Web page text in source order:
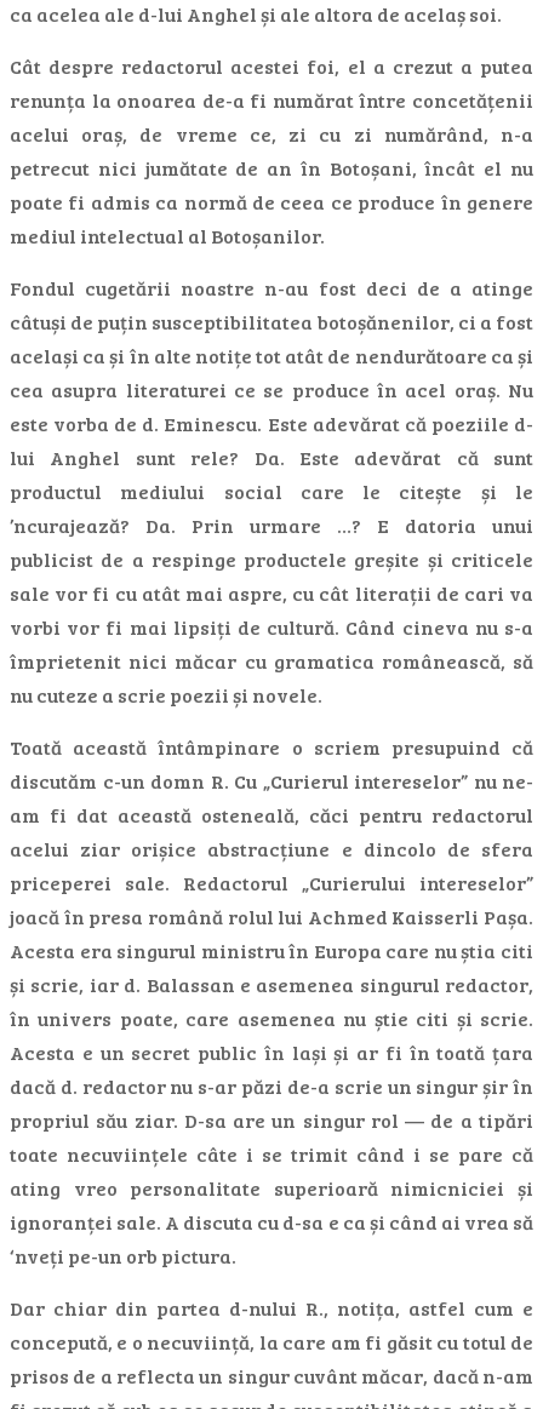
ca acelea ale d-lui Anghel și ale altora de acelaș soi.
Cât despre redactorul acestei foi, el a crezut a putea
renunța la onoarea de-a fi numărat între concetățenii
acelui oraș, de vreme ce, zi cu zi numărând, n-a
petrecut nici jumătate de an în Botoșani, încât el nu
poate fi admis ca normă de ceea ce produce în genere
mediul intelectual al Botoșanilor.
Fondul cugetării noastre n-au fost deci de a atinge
câtuși de puțin susceptibilitatea botoșănenilor, ci a fost
același ca și în alte notițe tot atât de nendurătoare ca și
cea asupra literaturei ce se produce în acel oraș. Nu
este vorba de d. Eminescu. Este adevărat că poeziile d-
lui Anghel sunt rele? Da. Este adevărat că sunt
productul mediului social care le citește și le
’ncurajează? Da. Prin urmare …? E datoria unui
publicist de a respinge productele greșite și criticele
sale vor fi cu atât mai aspre, cu cât literații de cari va
vorbi vor fi mai lipsiți de cultură. Când cineva nu s-a
împrietenit nici măcar cu gramatica românească, să
nu cuteze a scrie poezii și novele.
Toată această întâmpinare o scriem presupuind că
discutăm c-un domn R. Cu „Curierul intereselor” nu ne-
am fi dat această osteneală, căci pentru redactorul
acelui ziar orișice abstracțiune e dincolo de sfera
priceperei sale. Redactorul „Curierului intereselor”
joacă în presa română rolul lui Achmed Kaisserli Pașa.
Acesta era singurul ministru în Europa care nu știa citi
și scrie, iar d. Balassan e asemenea singurul redactor,
în univers poate, care asemenea nu știe citi și scrie.
Acesta e un secret public în lași și ar fi în toată țara
dacă d. redactor nu s-ar păzi de-a scrie un singur șir în
propriul său ziar. D-sa are un singur rol — de a tipări
toate necuviințele câte i se trimit când i se pare că
ating vreo personalitate superioară nimicniciei și
ignoranței sale. A discuta cu d-sa e ca și când ai vrea să
‘nveți pe-un orb pictura.
Dar chiar din partea d-nului R., notița, astfel cum e
concepută, e o necuviință, la care am fi găsit cu totul de
prisos de a reflecta un singur cuvânt măcar, dacă n-am